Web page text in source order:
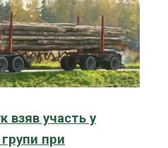
взяв участь у
групи при